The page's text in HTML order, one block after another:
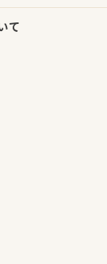
て